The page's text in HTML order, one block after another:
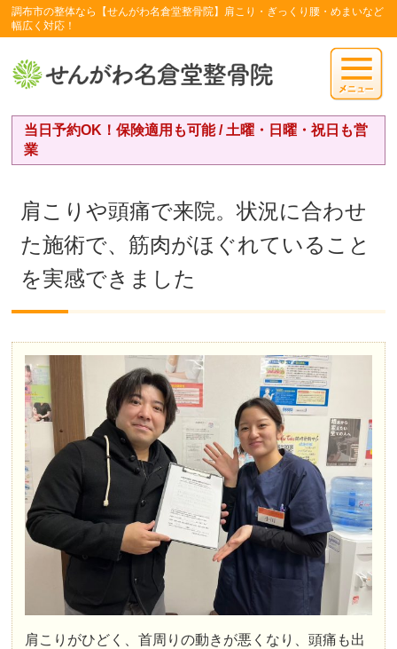
調布市の整体なら【せんがわ名倉堂整骨院】肩こり・ぎっくり腰・めまいなど
幅広く対応！
当日予約OK！保険適用も可能 / 土曜・日曜・祝日も営
業
肩こりや頭痛で来院。状況に合わせ
た施術で、筋肉がほぐれていること
を実感できました
肩こりがひどく、首周りの動きが悪くなり、頭痛も出